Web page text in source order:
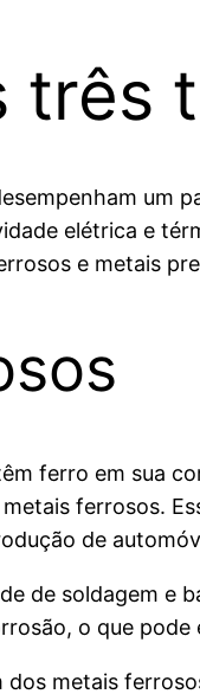
três
um
elétrica e
e metais
ferro em sua
ferrosos.
de
de soldagem e
o que
metais